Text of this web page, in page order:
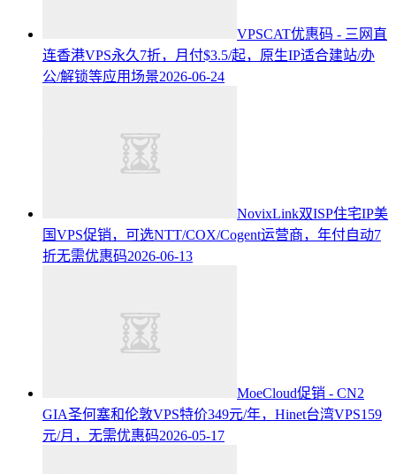
VPSCAT优惠码 - 三网直
连香港VPS永久7折，月付$3.5/起，原生IP适合建站/办
公/解锁等应用场景2026-06-24
NovixLink双ISP住宅IP美
国VPS促销，可选NTT/COX/Cogent运营商，年付自动7
折无需优惠码2026-06-13
MoeCloud促销 - CN2
GIA圣何塞和伦敦VPS特价349元/年，Hinet台湾VPS159
元/月，无需优惠码2026-05-17